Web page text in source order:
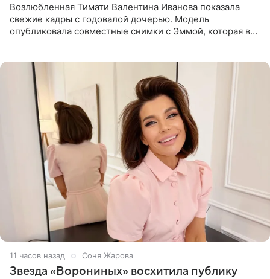
Возлюбленная Тимати Валентина Иванова показала
свежие кадры с годовалой дочерью. Модель
опубликовала совместные снимки с Эммой, которая в
11 часов назад Соня Жарова
Звезда «Ворониных» восхитила публику